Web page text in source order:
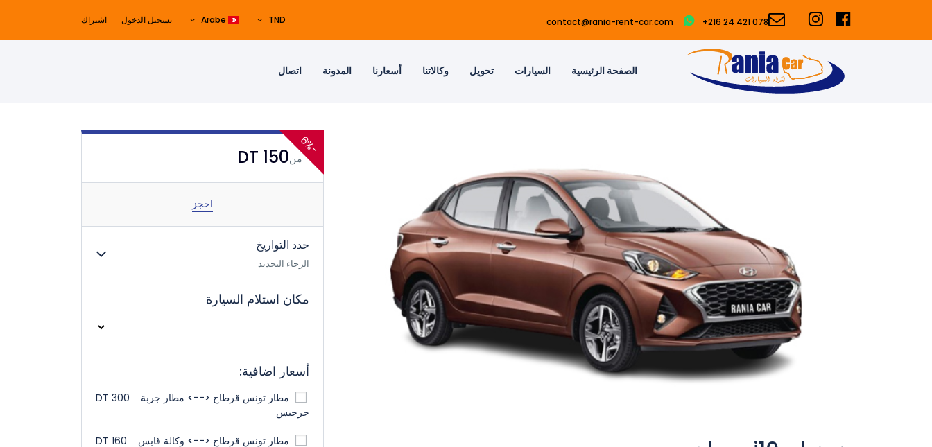
contact@rania-rent-car.com +216 24 421 078
TND تسجيل الدخول اشتراك
الصفحة الرئيسية السيارات تحويل وكالاتنا أسعارنا المدونة اتصال
-
6
%
من150 DT
احجز
حدد التواريخ
الرجاء التحديد
مكان استلام السيارة
أسعار اضافية:
مطار تونس قرطاج <--> مطار جربة
جرجيس
300 DT
مطار تونس قرطاج <--> وكالة قابس 160 DT